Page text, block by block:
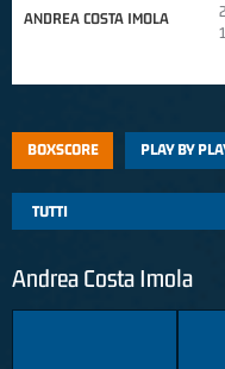
ANDREA COSTA IMOLA
BOXSCORE PLAY BY
Andrea Costa Imola